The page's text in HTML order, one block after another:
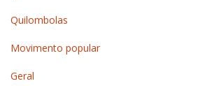
Quilombolas
Movimento popular
Geral